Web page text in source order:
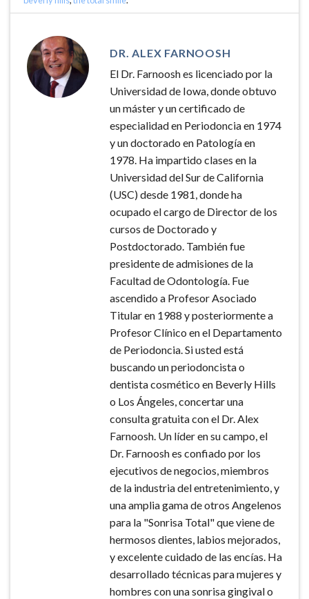
DR. ALEX FARNOOSH
El Dr. Farnoosh es licenciado por la
Universidad de Iowa, donde obtuvo
un máster y un certificado de
especialidad en Periodoncia en 1974
y un doctorado en Patología en
1978. Ha impartido clases en la
Universidad del Sur de California
(USC) desde 1981, donde ha
ocupado el cargo de Director de los
cursos de Doctorado y
Postdoctorado. También fue
presidente de admisiones de la
Facultad de Odontología. Fue
ascendido a Profesor Asociado
Titular en 1988 y posteriormente a
Profesor Clínico en el Departamento
de Periodoncia. Si usted está
buscando un periodoncista o
dentista cosmético en Beverly Hills
o Los Ángeles, concertar una
consulta gratuita con el Dr. Alex
Farnoosh. Un líder en su campo, el
Dr. Farnoosh es confiado por los
ejecutivos de negocios, miembros
de la industria del entretenimiento, y
una amplia gama de otros Angelenos
para la "Sonrisa Total" que viene de
hermosos dientes, labios mejorados,
y excelente cuidado de las encías. Ha
desarrollado técnicas para mujeres y
hombres con una sonrisa gingival o